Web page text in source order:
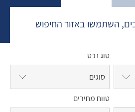
השתמשו באזור החיפוש
סוג נכס
סוגים
טווח מחירים